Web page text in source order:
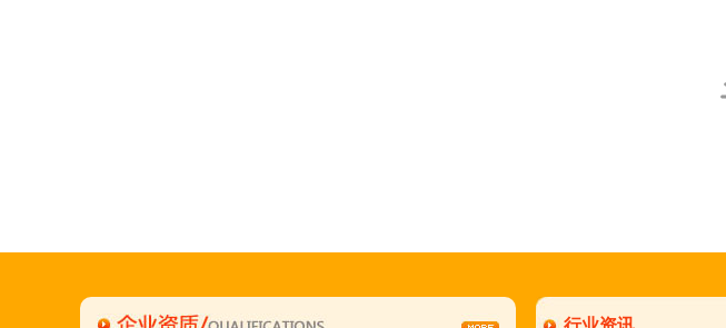
"胡羊排"是国家工商总局核准注册商标,
胡羊排餐饮管理有限公司所持有.